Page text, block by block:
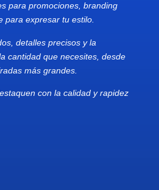
para promociones, branding
para expresar tu estilo.
detalles precisos y la
cantidad que necesites, desde
más grandes.
con la calidad y rapidez